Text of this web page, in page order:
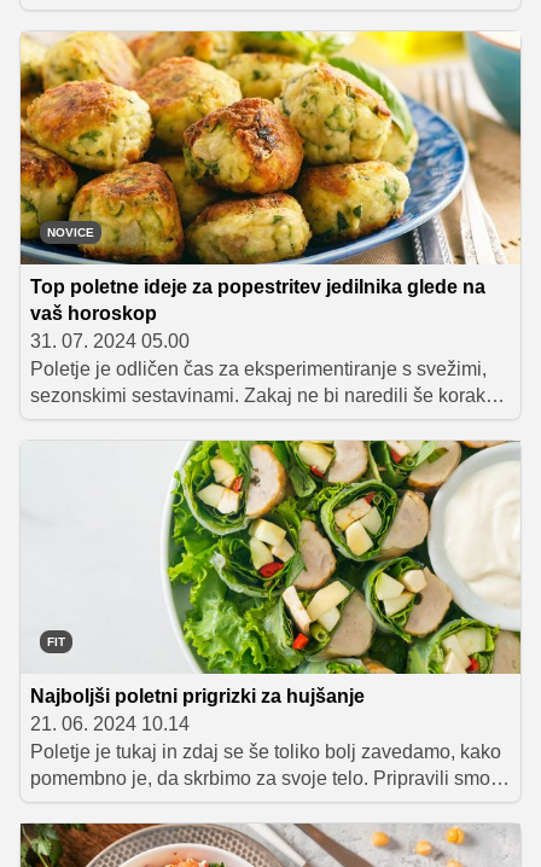
prihajajočih dneh bo zato zelo pomembno, da doma
dodatno ne segrevamo s kuhanjem ali peko v pečici. Da
boste lažje dosegli zastavljeni cilj, vam predstavljamo
šest odličnih poletnih kosil, ki so pripravljena hitro in
enostavno ter, kar je najpomembneje – brez prižiganja
štedilnika!
NOVICE
Top poletne ideje za popestritev jedilnika glede na
vaš horoskop
31. 07. 2024 05.00
Poletje je odličen čas za eksperimentiranje s svežimi,
sezonskimi sestavinami. Zakaj ne bi naredili še korak
dlje in v svoj jedilnik vnesli nekaj kozmičnega pridiha?
Predstavljamo vam nekaj odličnih idej, s katerimi lahko
vsako astrološko znamenje popestri svoj poletni jedilnik.
FIT
Najboljši poletni prigrizki za hujšanje
21. 06. 2024 10.14
Poletje je tukaj in zdaj se še toliko bolj zavedamo, kako
pomembno je, da skrbimo za svoje telo. Pripravili smo
vam nekaj odličnih idej za okusne poletne prigrizke, ki
vam bodo pomagali tudi pri uspešnem hujšanju.